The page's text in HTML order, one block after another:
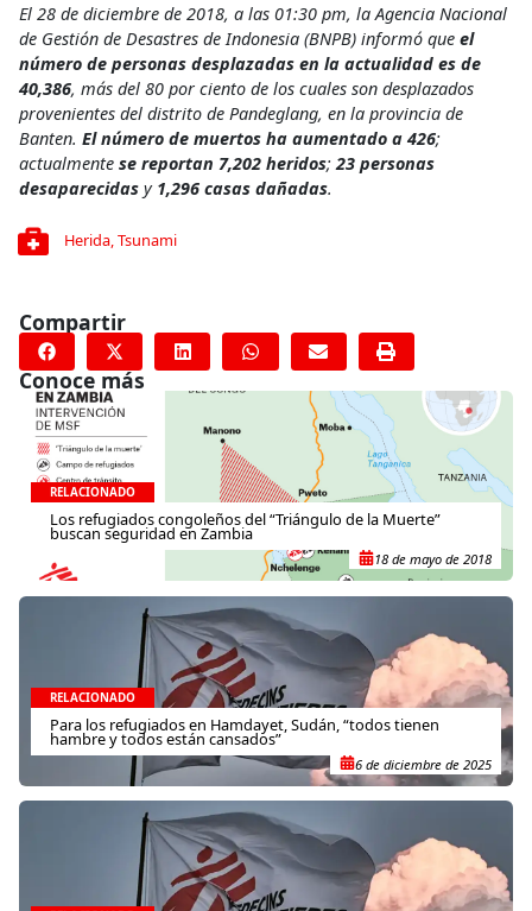
El 28 de diciembre de 2018, a las 01:30 pm, la Agencia Nacional
de Gestión de Desastres de Indonesia (BNPB) informó que el
número de personas desplazadas en la actualidad es de
40,386, más del 80 por ciento de los cuales son desplazados
provenientes del distrito de Pandeglang, en la provincia de
Banten. El número de muertos ha aumentado a 426;
actualmente se reportan 7,202 heridos; 23 personas
desaparecidas y 1,296 casas dañadas.
Herida,Tsunami
Compartir
Conoce más
RELACIONADO
Los refugiados congoleños del “Triángulo de la Muerte”
buscan seguridad en Zambia
18 de mayo de 2018
RELACIONADO
Para los refugiados en Hamdayet, Sudán, “todos tienen
hambre y todos están cansados”
6 de diciembre de 2025